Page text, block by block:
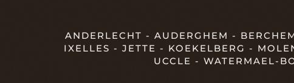
ANDERLECHT - AUDERGHEM -
IXELLES - JETTE - KOEKELBERG -
UCCLE - WATERMAEL-